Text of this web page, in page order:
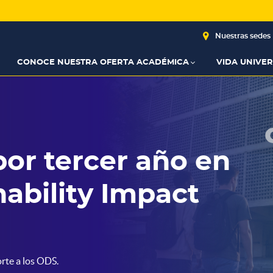
Nuestras sedes
CONOCE NUESTRA OFERTA ACADÉMICA VIDA
Elige
parte de